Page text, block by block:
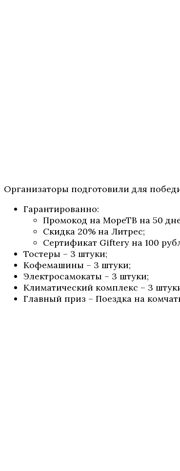
Организаторы подготовили для
Гарантированно:
Промокод на МореТВ на 50
Скидка 20% на Литрес;
Сертификат Giftery на 100
Тостеры – 3 штуки;
Кофемашины – 3 штуки;
Электросамокаты – 3 штуки;
Климатический комплекс – 3
Главный приз – Поездка на